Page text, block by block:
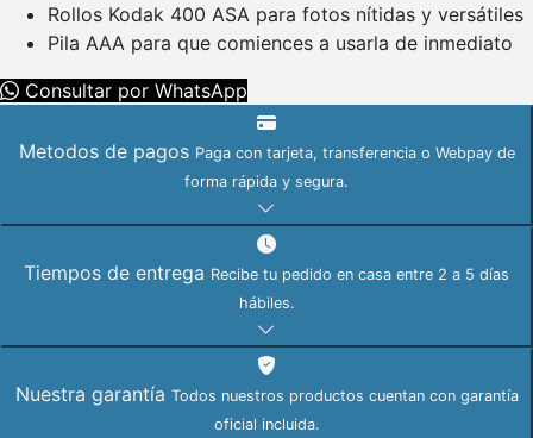
Rollos Kodak 400 ASA para fotos nítidas y versátiles
Pila AAA para que comiences a usarla de inmediato
Consultar por WhatsApp
Metodos de pagos Paga con tarjeta, transferencia o Webpay de
forma rápida y segura.
Tiempos de entrega Recibe tu pedido en casa entre 2 a 5 días
hábiles.
Nuestra garantía Todos nuestros productos cuentan con garantía
oficial incluida.